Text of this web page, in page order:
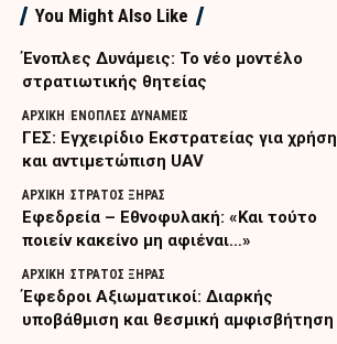
You Might Also Like
Ένοπλες Δυνάμεις: Το νέο μοντέλο
στρατιωτικής θητείας
ΑΡΧΙΚΗ ΕΝΟΠΛΕΣ ΔΥΝΑΜΕΙΣ
ΓΕΣ: Εγχειρίδιο Εκστρατείας για χρήση
και αντιμετώπιση UAV
ΑΡΧΙΚΗ ΣΤΡΑΤΟΣ ΞΗΡΑΣ
Εφεδρεία – Εθνοφυλακή: «Και τούτο
ποιείν κακείνο μη αφιέναι…»
ΑΡΧΙΚΗ ΣΤΡΑΤΟΣ ΞΗΡΑΣ
Έφεδροι Αξιωματικοί: Διαρκής
υποβάθμιση και θεσμική αμφισβήτηση